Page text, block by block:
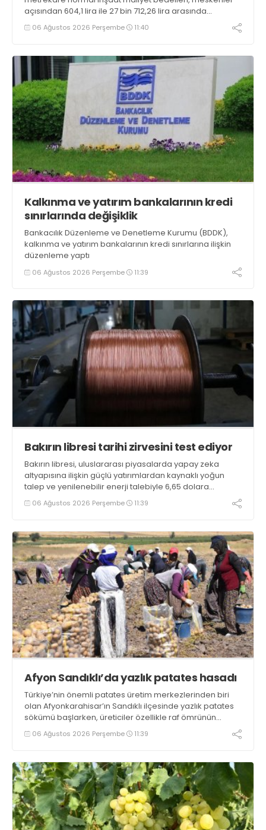
açısından 604,1 lira ile 27 bin 712,26 lira arasında
değişecek
06 Ağustos 2026 Perşembe 11:40
Kalkınma ve yatırım bankalarının kredi
sınırlarında değişiklik
Bankacılık Düzenleme ve Denetleme Kurumu (BDDK),
kalkınma ve yatırım bankalarının kredi sınırlarına ilişkin
düzenleme yaptı
06 Ağustos 2026 Perşembe 11:39
Bakırın libresi tarihi zirvesini test ediyor
Bakırın libresi, uluslararası piyasalarda yapay zeka
altyapısına ilişkin güçlü yatırımlardan kaynaklı yoğun
talep ve yenilenebilir enerji talebiyle 6,65 dolara
ulaşarak tarihi zirvesini test ediyor
06 Ağustos 2026 Perşembe 11:39
Afyon Sandıklı’da yazlık patates hasadı
Türkiye’nin önemli patates üretim merkezlerinden biri
olan Afyonkarahisar’ın Sandıklı ilçesinde yazlık patates
sökümü başlarken, üreticiler özellikle raf ömrünün
yaklaşık 2 ay olması ve rengi bakımından tüketimde
Sandıklı patatesinin daha fazla tercih edildiğini belirtti
06 Ağustos 2026 Perşembe 11:39